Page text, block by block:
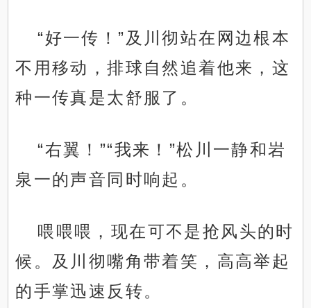
“好一传！”及川彻站在网边根本
不用移动，排球自然追着他来，这
种一传真是太舒服了。
“右翼！”“我来！”松川一静和岩
泉一的声音同时响起。
喂喂喂，现在可不是抢风头的时
候。及川彻嘴角带着笑，高高举起
的手掌迅速反转。